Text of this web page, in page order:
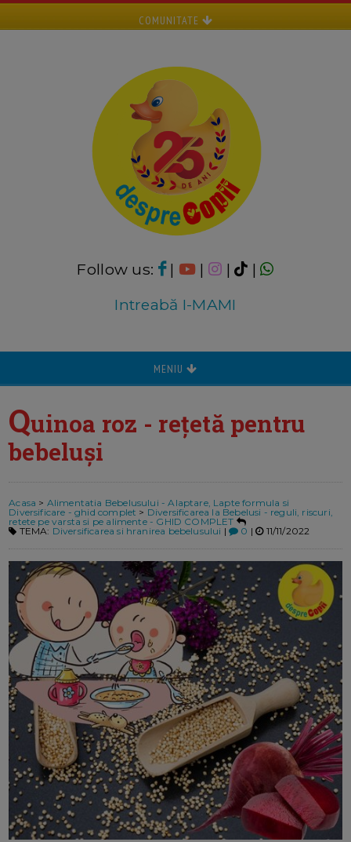
COMUNITATE
Follow us: | | |
|
Intreabă I-MAMI
MENIU
Quinoa roz - rețetă pentru
bebeluși
Acasa > Alimentatia Bebelusului - Alaptare, Lapte formula si
Diversificare - ghid complet > Diversificarea la Bebelusi - reguli, riscuri,
retete pe varsta si pe alimente - GHID COMPLET
TEMA: Diversificarea si hranirea bebelusului | 0 | 11/11/2022